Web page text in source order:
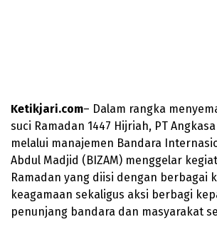
Ketikjari.com– Dalam rangka
suci Ramadan 1447 Hijriah, PT
melalui manajemen Bandara
Abdul Madjid (BIZAM) menggelar
Ramadan yang diisi dengan berbagai
keagamaan sekaligus aksi berbagi
penunjang bandara dan masyarakat